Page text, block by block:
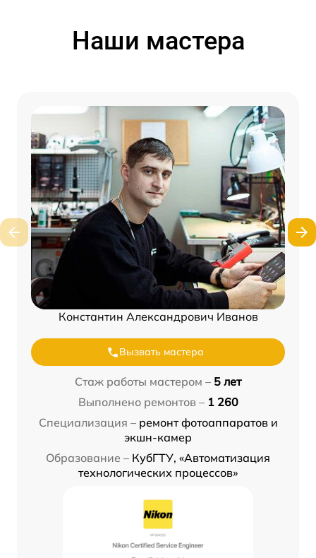
Наши мастера
Константин Александрович Иванов
Вызвать мастера
Стаж работы мастером – 5 лет
Выполнено ремонтов – 1 260
Специализация – ремонт фотоаппаратов и
экшн-камер
Образование – КубГТУ, «Автоматизация
технологических процессов»